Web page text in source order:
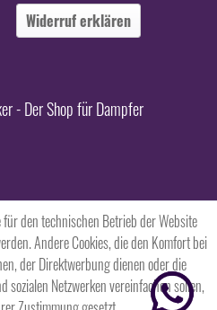
Widerruf erklären
- Der Shop für Dampfer
den technischen Betrieb der Website
Andere Cookies, die den Komfort bei
der Direktwerbung dienen oder die
Netzwerken vereinfachen sollen,